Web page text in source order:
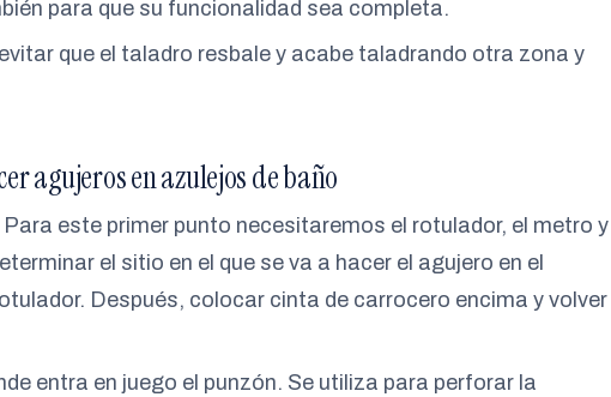
para que su funcionalidad sea completa.
que el taladro resbale y acabe taladrando otra zona y
agujeros en azulejos de baño
Para este primer punto necesitaremos el rotulador, el metro y
el sitio en el que se va a hacer el agujero en el
Después, colocar cinta de carrocero encima y volver
entra en juego el punzón. Se utiliza para perforar la